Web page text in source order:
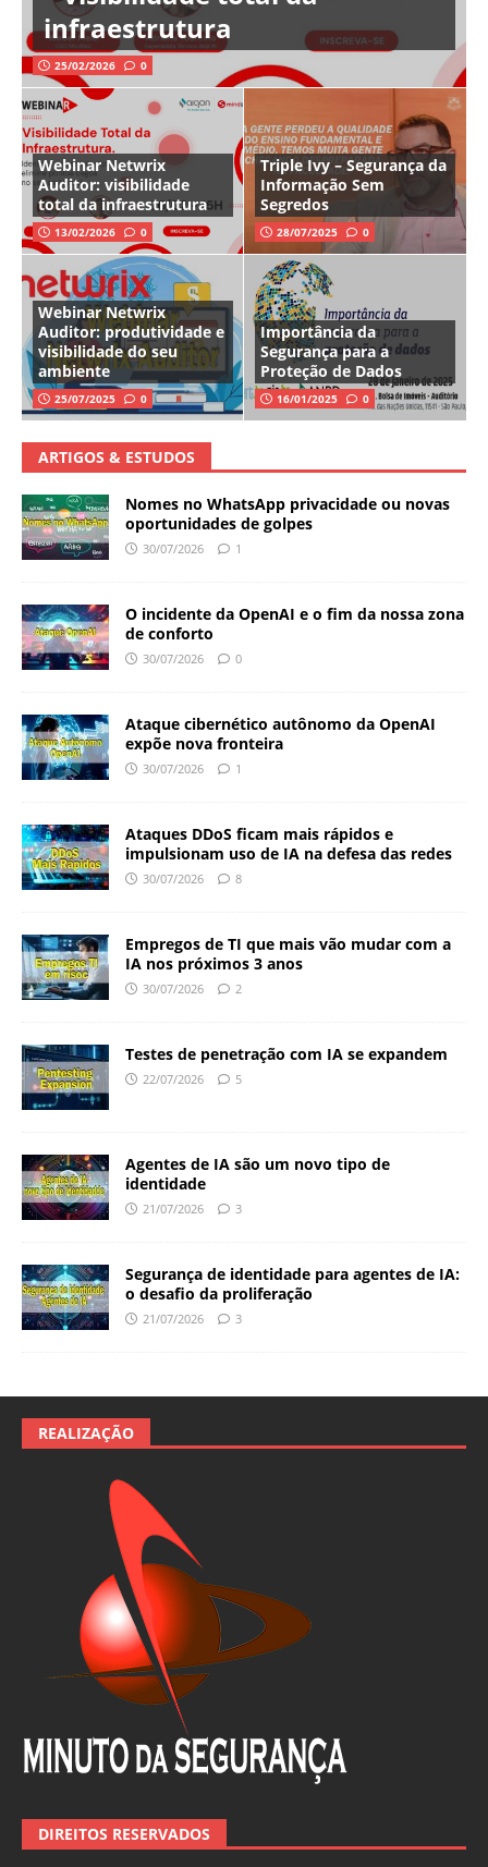
infraestrutura
25/02/2026 0
Webinar Netwrix
Auditor: visibilidade
total da infraestrutura
13/02/2026 0
Triple Ivy – Segurança da
Informação Sem
Segredos
28/07/2025 0
Webinar Netwrix
Auditor: produtividade e
visibilidade do seu
ambiente
25/07/2025 0
Importância da
Segurança para a
Proteção de Dados
16/01/2025 0
ARTIGOS & ESTUDOS
Nomes no WhatsApp privacidade ou novas
oportunidades de golpes
30/07/2026 1
O incidente da OpenAI e o fim da nossa zona
de conforto
30/07/2026 0
Ataque cibernético autônomo da OpenAI
expõe nova fronteira
30/07/2026 1
Ataques DDoS ficam mais rápidos e
impulsionam uso de IA na defesa das redes
30/07/2026 8
Empregos de TI que mais vão mudar com a
IA nos próximos 3 anos
30/07/2026 2
Testes de penetração com IA se expandem
22/07/2026 5
Agentes de IA são um novo tipo de
identidade
21/07/2026 3
Segurança de identidade para agentes de IA:
o desafio da proliferação
21/07/2026 3
REALIZAÇÃO
DIREITOS RESERVADOS